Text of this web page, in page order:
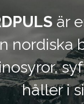
är
nordiska
håller i